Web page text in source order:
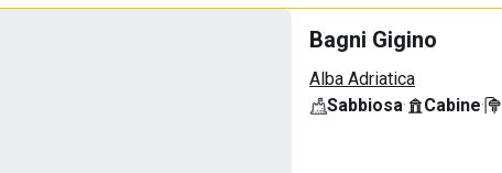
Bagni Gigino
Alba Adriatica
Sabbiosa· Cabine·